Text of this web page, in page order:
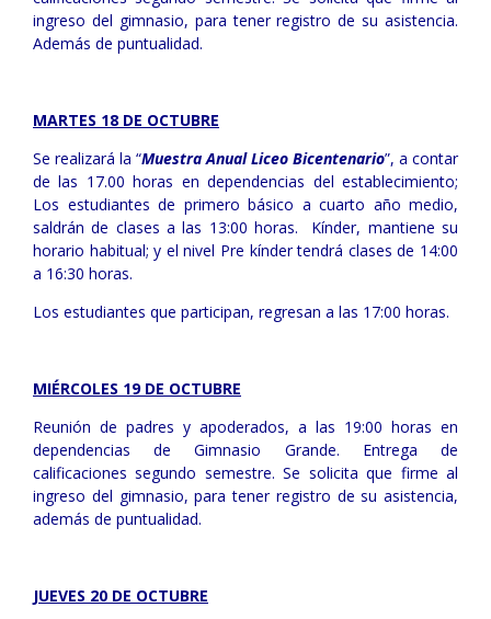
ingreso del gimnasio, para tener registro de su asistencia.
Además de puntualidad.
MARTES 18 DE OCTUBRE
Se realizará la “Muestra Anual Liceo Bicentenario”, a contar
de las 17.00 horas en dependencias del establecimiento;
Los estudiantes de primero básico a cuarto año medio,
saldrán de clases a las 13:00 horas. Kínder, mantiene su
horario habitual; y el nivel Pre kínder tendrá clases de 14:00
a 16:30 horas.
Los estudiantes que participan, regresan a las 17:00 horas.
MIÉRCOLES 19 DE OCTUBRE
Reunión de padres y apoderados, a las 19:00 horas en
dependencias de Gimnasio Grande. Entrega de
calificaciones segundo semestre. Se solicita que firme al
ingreso del gimnasio, para tener registro de su asistencia,
además de puntualidad.
JUEVES 20 DE OCTUBRE